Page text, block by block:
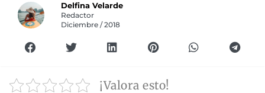
Delfina Velarde
Redactor
Diciembre / 2018
¡Valora esto!